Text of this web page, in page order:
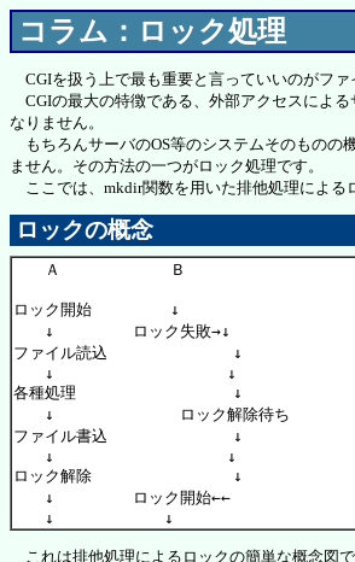
コラム：ロック処理
CGIを扱う上で最も重要と言っていいのがファ
CGIの最大の特徴である、外部アクセスによ
なりません。
もちろんサーバのOS等のシステムそのものの
ません。その方法の一つがロック処理です。
ここでは、mkdir関数を用いた排他処理による
ロックの概念
Ａ　　　　　　　Ｂ
ロック開始　　　　　↓
↓　　　　　ロック失敗→↓
ファイル読込　　　　　　　　↓
↓　　　　　　　　　　　↓
各種処理　　　　　　　　　　↓
↓　　　　　　　　ロック解除待ち
ファイル書込　　　　　　　　↓
↓　　　　　　　　　　　↓
ロック解除　　　　　　　　　↓
↓　　　　　ロック開始←←
これは排他処理によるロックの簡単な概念図で